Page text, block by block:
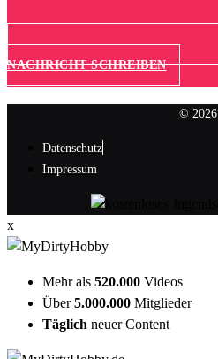
NACHRICHT SCHREIBEN
© 2026
Datenschutz
Impressum
x
Mehr als 520.000 Videos
Über5.000.000 Mitglieder
Täglich neuer Content